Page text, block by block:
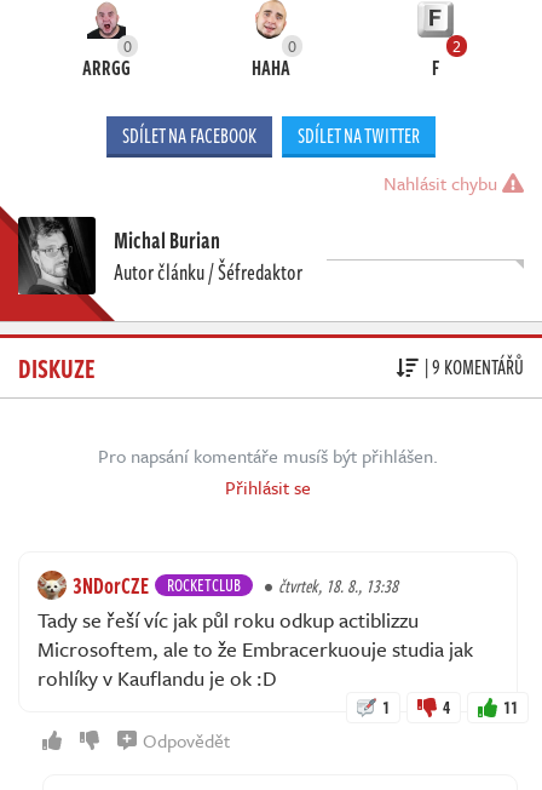
0
ARRGG
0
HAHA
2
F
SDÍLET NA FACEBOOK SDÍLET NA TWITTER
Nahlásit chybu
Michal Burian
Autor článku / Šéfredaktor
DISKUZE | 9 KOMENTÁŘŮ
Pro napsání komentáře musíš být přihlášen.
Přihlásit se
3NDorCZE ROCKETCLUB čtvrtek, 18. 8., 13:38
Tady se řeší víc jak půl roku odkup actiblizzu
Microsoftem, ale to že Embracerkuouje studia jak
rohlíky v Kauflandu je ok :D
1 4 11
Odpovědět